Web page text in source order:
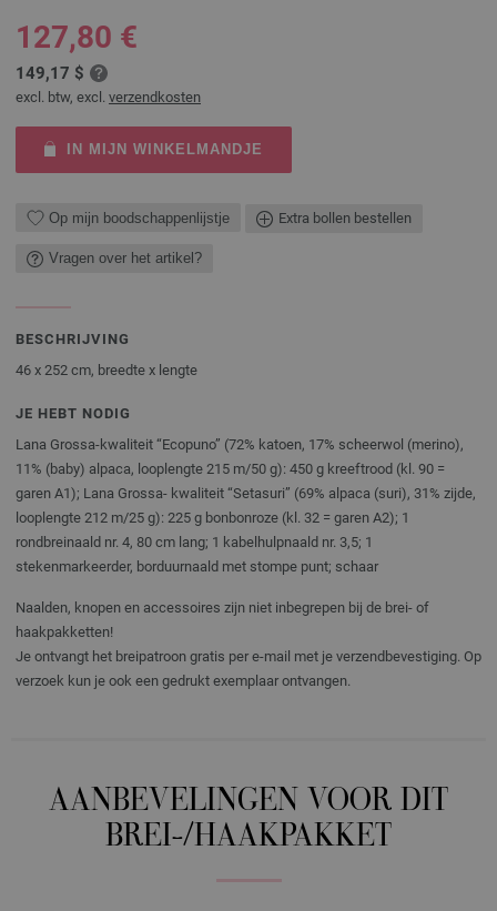
127,80 €
149,17 $
excl. btw, excl. verzendkosten
IN MIJN WINKELMANDJE
Op mijn boodschappenlijstje Extra bollen bestellen
Vragen over het artikel?
BESCHRIJVING
46 x 252 cm, breedte x lengte
JE HEBT NODIG
Lana Grossa-kwaliteit “Ecopuno” (72% katoen, 17% scheerwol (merino),
11% (baby) alpaca, looplengte 215 m/50 g): 450 g kreeftrood (kl. 90 =
garen A1); Lana Grossa- kwaliteit “Setasuri” (69% alpaca (suri), 31% zijde,
looplengte 212 m/25 g): 225 g bonbonroze (kl. 32 = garen A2); 1
rondbreinaald nr. 4, 80 cm lang; 1 kabelhulpnaald nr. 3,5; 1
stekenmarkeerder, borduurnaald met stompe punt; schaar
Naalden, knopen en accessoires zijn niet inbegrepen bij de brei- of
haakpakketten!
Je ontvangt het breipatroon gratis per e-mail met je verzendbevestiging. Op
verzoek kun je ook een gedrukt exemplaar ontvangen.
AANBEVELINGEN VOOR DIT
BREI-/HAAKPAKKET